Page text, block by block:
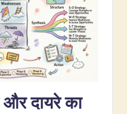
और दायरे का